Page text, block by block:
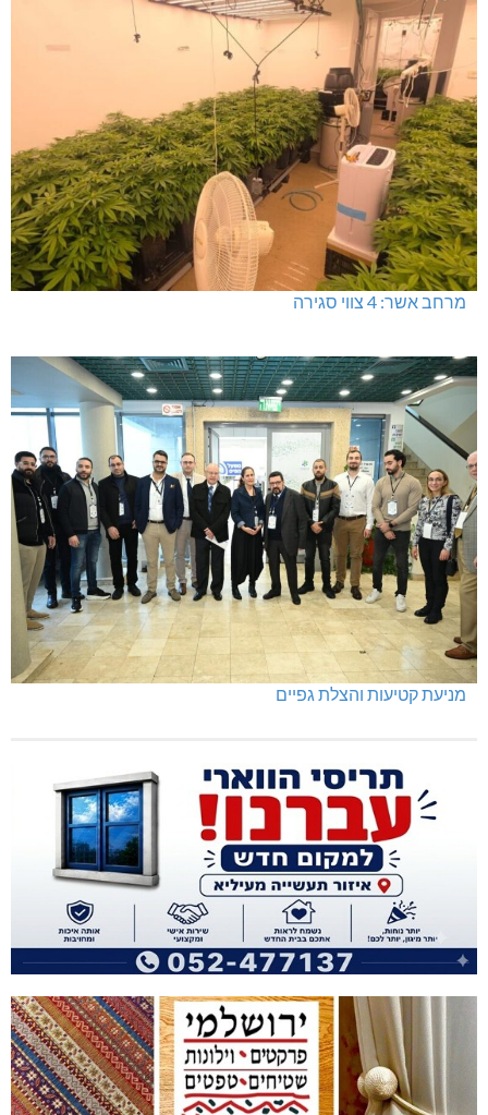
מרחב אשר: 4 צווי סגירה
מניעת קטיעות והצלת גפיים